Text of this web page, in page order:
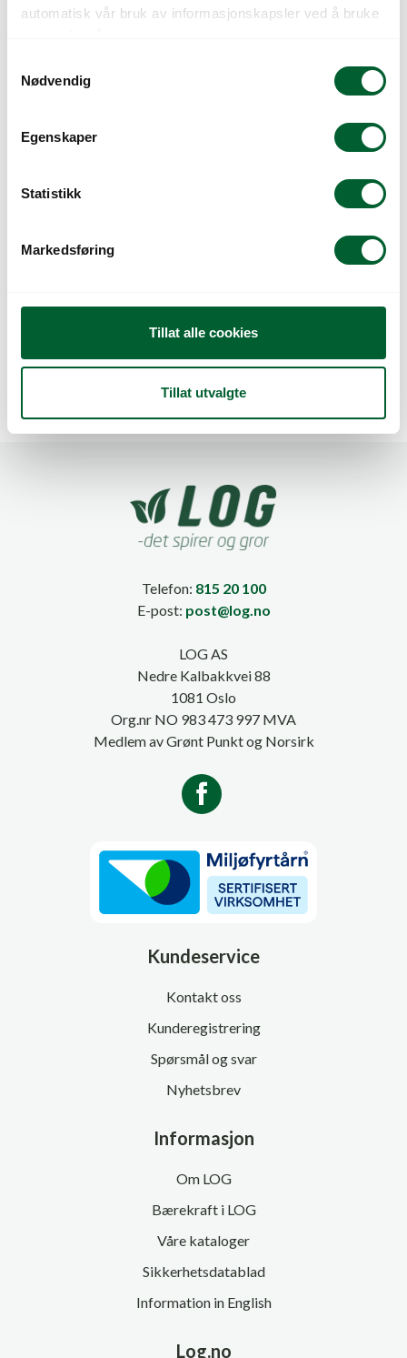
automatisk vår bruk av informasjonskapsler ved å bruke
Nødvendig
Egenskaper
Statistikk
Markedsføring
Tillat alle cookies
Tillat utvalgte
GAVEFORPAKNINGE
IRIS
SOMMERLØK
Telefon: 815 20 100
E-post: post@log.no
LOG AS
Nedre Kalbakkvei 88
1081 Oslo
Org.nr NO 983 473 997 MVA
Medlem av Grønt Punkt og Norsirk
Kundeservice
Kontakt oss
Kunderegistrering
Spørsmål og svar
Nyhetsbrev
Informasjon
Om LOG
Bærekraft i LOG
Våre kataloger
Sikkerhetsdatablad
Information in English
Log.no